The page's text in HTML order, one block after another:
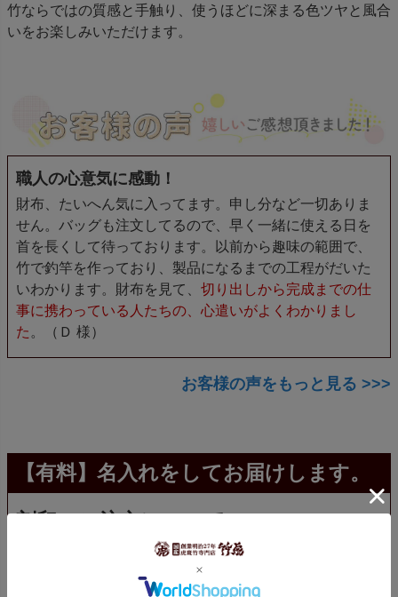
竹ならではの質感と手触り、使うほどに深まる色ツヤと風合
いをお楽しみいただけます。
職人の心意気に感動！
財布、たいへん気に入ってます。申し分など一切ありま
せん。バッグも注文してるので、早く一緒に使える日を
首を長くして待っております。以前から趣味の範囲で、
竹で釣竿を作っており、製品になるまでの工程がだいた
いわかります。財布を見て、切り出しから完成までの仕
事に携わっている人たちの、心遣いがよくわかりまし
た。（Ｄ 様）
お客様の声をもっと見る >>>
【有料】名入れをしてお届けします。
刻印のご注文について